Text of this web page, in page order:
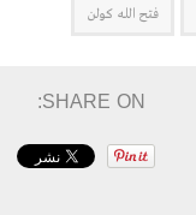
فتح الله كولن
SHARE ON: